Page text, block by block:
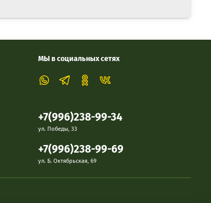
МЫ в социальных сетях
+7(996)238-99-34
ул. Победы, 33
+7(996)238-99-69
ул. Б. Октябрьская, 69